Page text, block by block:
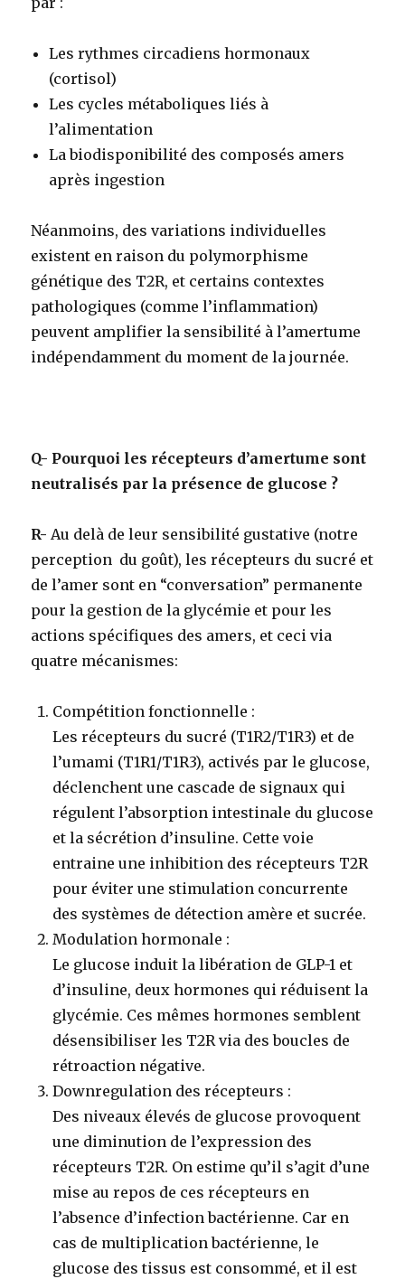
Les rythmes circadiens hormonaux
(cortisol)
Les cycles métaboliques liés à
l’alimentation
La biodisponibilité des composés amers
après ingestion
Néanmoins, des variations individuelles
existent en raison du polymorphisme
génétique des T2R, et certains contextes
pathologiques (comme l’inflammation)
peuvent amplifier la sensibilité à l’amertume
indépendamment du moment de la journée.
Q- Pourquoi les récepteurs d’amertume sont
neutralisés par la présence de glucose ?
R- Au delà de leur sensibilité gustative (notre
perception du goût), les récepteurs du sucré et
de l’amer sont en “conversation” permanente
pour la gestion de la glycémie et pour les
actions spécifiques des amers, et ceci via
quatre mécanismes:
Compétition fonctionnelle :
Les récepteurs du sucré (T1R2/T1R3) et de
l’umami (T1R1/T1R3), activés par le glucose,
déclenchent une cascade de signaux qui
régulent l’absorption intestinale du glucose
et la sécrétion d’insuline. Cette voie
entraine une inhibition des récepteurs T2R
pour éviter une stimulation concurrente
des systèmes de détection amère et sucrée.
Modulation hormonale :
Le glucose induit la libération de GLP-1 et
d’insuline, deux hormones qui réduisent la
glycémie. Ces mêmes hormones semblent
désensibiliser les T2R via des boucles de
rétroaction négative.
Downregulation des récepteurs :
Des niveaux élevés de glucose provoquent
une diminution de l’expression des
récepteurs T2R. On estime qu’il s’agit d’une
mise au repos de ces récepteurs en
l’absence d’infection bactérienne. Car en
cas de multiplication bactérienne, le
glucose des tissus est consommé, et il est